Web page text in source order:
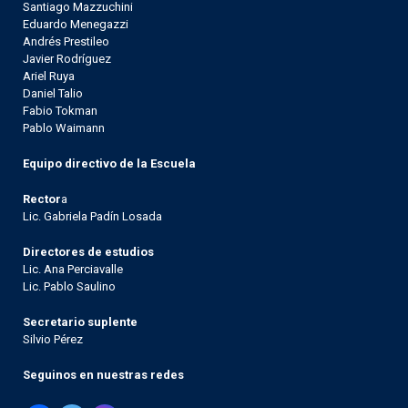
Santiago Mazzuchini
Eduardo Menegazzi
Andrés Prestileo
Javier Rodríguez
Ariel Ruya
Daniel Talio
Fabio Tokman
Pablo Waimann
Equipo directivo de la Escuela
Rectora
Lic. Gabriela Padín Losada
Directores de estudios
Lic. Ana Perciavalle
Lic. Pablo Saulino
Secretario suplente
Silvio Pérez
Seguinos en nuestras redes